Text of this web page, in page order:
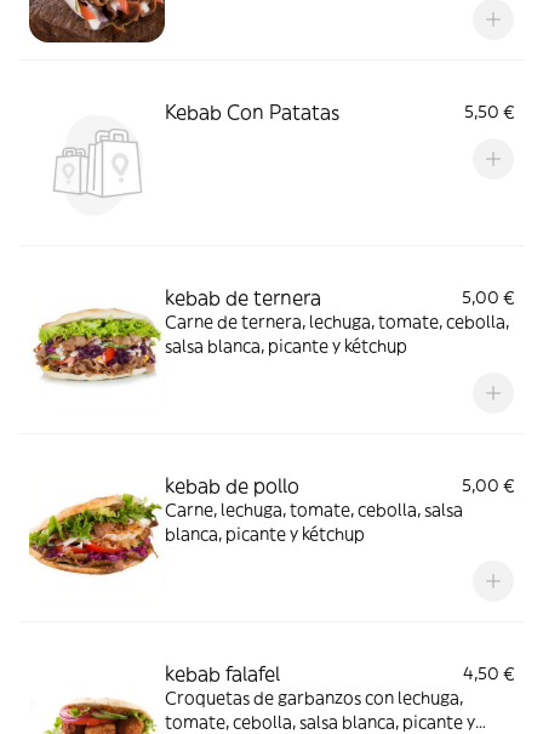
Kebab Con Patatas 5,50 €
kebab de ternera
5,00 €
Carne de ternera, lechuga, tomate, cebolla,
salsa blanca, picante y kétchup
kebab de pollo
5,00 €
Carne, lechuga, tomate, cebolla, salsa
blanca, picante y kétchup
kebab falafel
4,50 €
Croquetas de garbanzos con lechuga,
tomate, cebolla, salsa blanca, picante y